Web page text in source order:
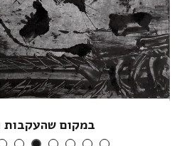
במקום שהעקבות